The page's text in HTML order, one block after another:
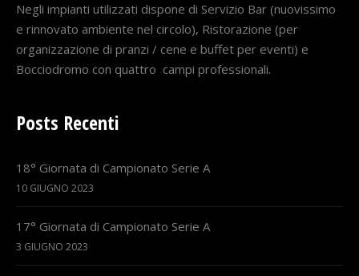
Negli impianti utilizzati dispone di Servizio Bar (nuovissimo
e rinnovato ambiente nel circolo), Ristorazione (per
organizzazione di pranzi / cene e buffet per eventi) e
Bocciodromo con quattro campi professionali.
Posts Recenti
18° Giornata di Campionato Serie A
10 GIUGNO 2023
17° Giornata di Campionato Serie A
3 GIUGNO 2023